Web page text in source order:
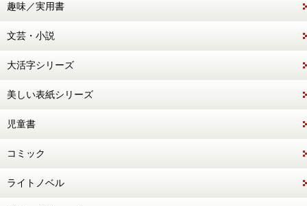
趣味／実用書
文芸・小説
大活字シリーズ
美しい表紙シリーズ
児童書
コミック
ライトノベル